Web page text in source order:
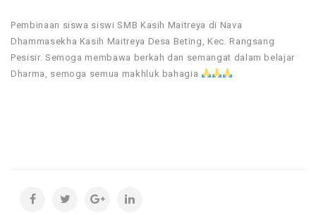
Pembinaan siswa siswi SMB Kasih Maitreya di Nava
Dhammasekha Kasih Maitreya Desa Beting, Kec. Rangsang
Pesisir. Semoga membawa berkah dan semangat dalam belajar
Dharma, semoga semua makhluk bahagia